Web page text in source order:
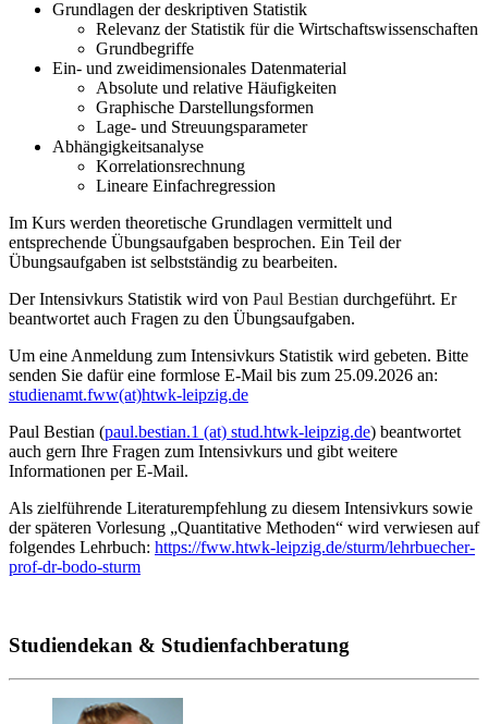
Grundlagen der deskriptiven Statistik
Relevanz der Statistik für die Wirtschaftswissenschaften
Grundbegriffe
Ein- und zweidimensionales Datenmaterial
Absolute und relative Häufigkeiten
Graphische Darstellungsformen
Lage- und Streuungsparameter
Abhängigkeitsanalyse
Korrelationsrechnung
Lineare Einfachregression
Im Kurs werden theoretische Grundlagen vermittelt und
entsprechende Übungsaufgaben besprochen. Ein Teil der
Übungsaufgaben ist selbstständig zu bearbeiten.
Der Intensivkurs Statistik wird von Paul Bestian durchgeführt. Er
beantwortet auch Fragen zu den Übungsaufgaben.
Um eine Anmeldung zum Intensivkurs Statistik wird gebeten. Bitte
senden Sie dafür eine formlose E-Mail bis zum 25.09.2026 an:
studienamt.fww(at)htwk-leipzig.de
Paul Bestian (paul.bestian.1 (at) stud.htwk-leipzig.de) beantwortet
auch gern Ihre Fragen zum Intensivkurs und gibt weitere
Informationen per E-Mail.
Als zielführende Literaturempfehlung zu diesem Intensivkurs sowie
der späteren Vorlesung „Quantitative Methoden“ wird verwiesen auf
folgendes Lehrbuch: https://fww.htwk-leipzig.de/sturm/lehrbuecher-
prof-dr-bodo-sturm
Studiendekan & Studienfachberatung